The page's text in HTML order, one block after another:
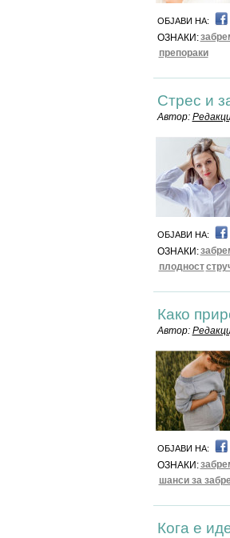
ОБЈАВИ НА:
ОЗНАКИ:
препораки
Стрес и
Автор:
ОБЈАВИ НА:
ОЗНАКИ:
плодност
Како
Автор:
ОБЈАВИ НА:
ОЗНАКИ:
шанси за
Кога е